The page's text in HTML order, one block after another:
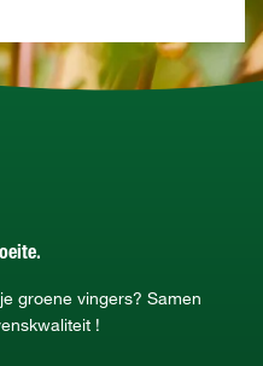
groene vingers? Samen
!